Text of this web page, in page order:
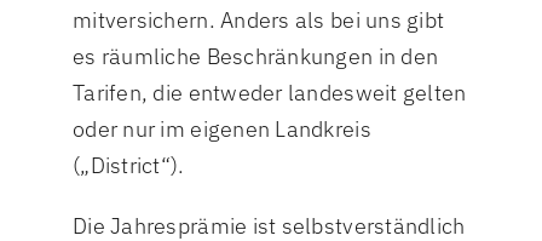
mitversichern. Anders als bei uns gibt
es räumliche Beschränkungen in den
Tarifen, die entweder landesweit gelten
oder nur im eigenen Landkreis
(„District“).
Die Jahresprämie ist selbstverständlich